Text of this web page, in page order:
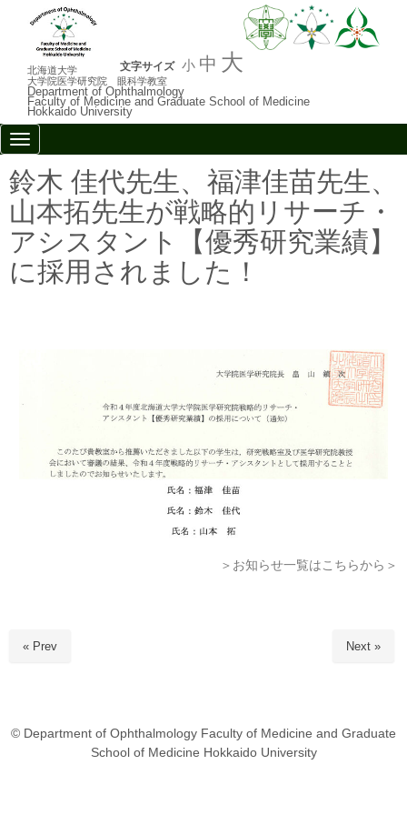
北海道大学
大学院医学研究院 眼科学教室
Department of Ophthalmology
Faculty of Medicine and Graduate School of Medicine
Hokkaido University
文字サイズ 小 中 大
N
a
i
g
t
i
o
n
鈴木 佳代先生、福津佳苗先生、
山本拓先生が戦略的リサーチ・
アシスタント【優秀研究業績】
に採用されました！
＞お知らせ一覧はこちらから＞
« Prev Next »
© Department of Ophthalmology Faculty of Medicine and Graduate
School of Medicine Hokkaido University